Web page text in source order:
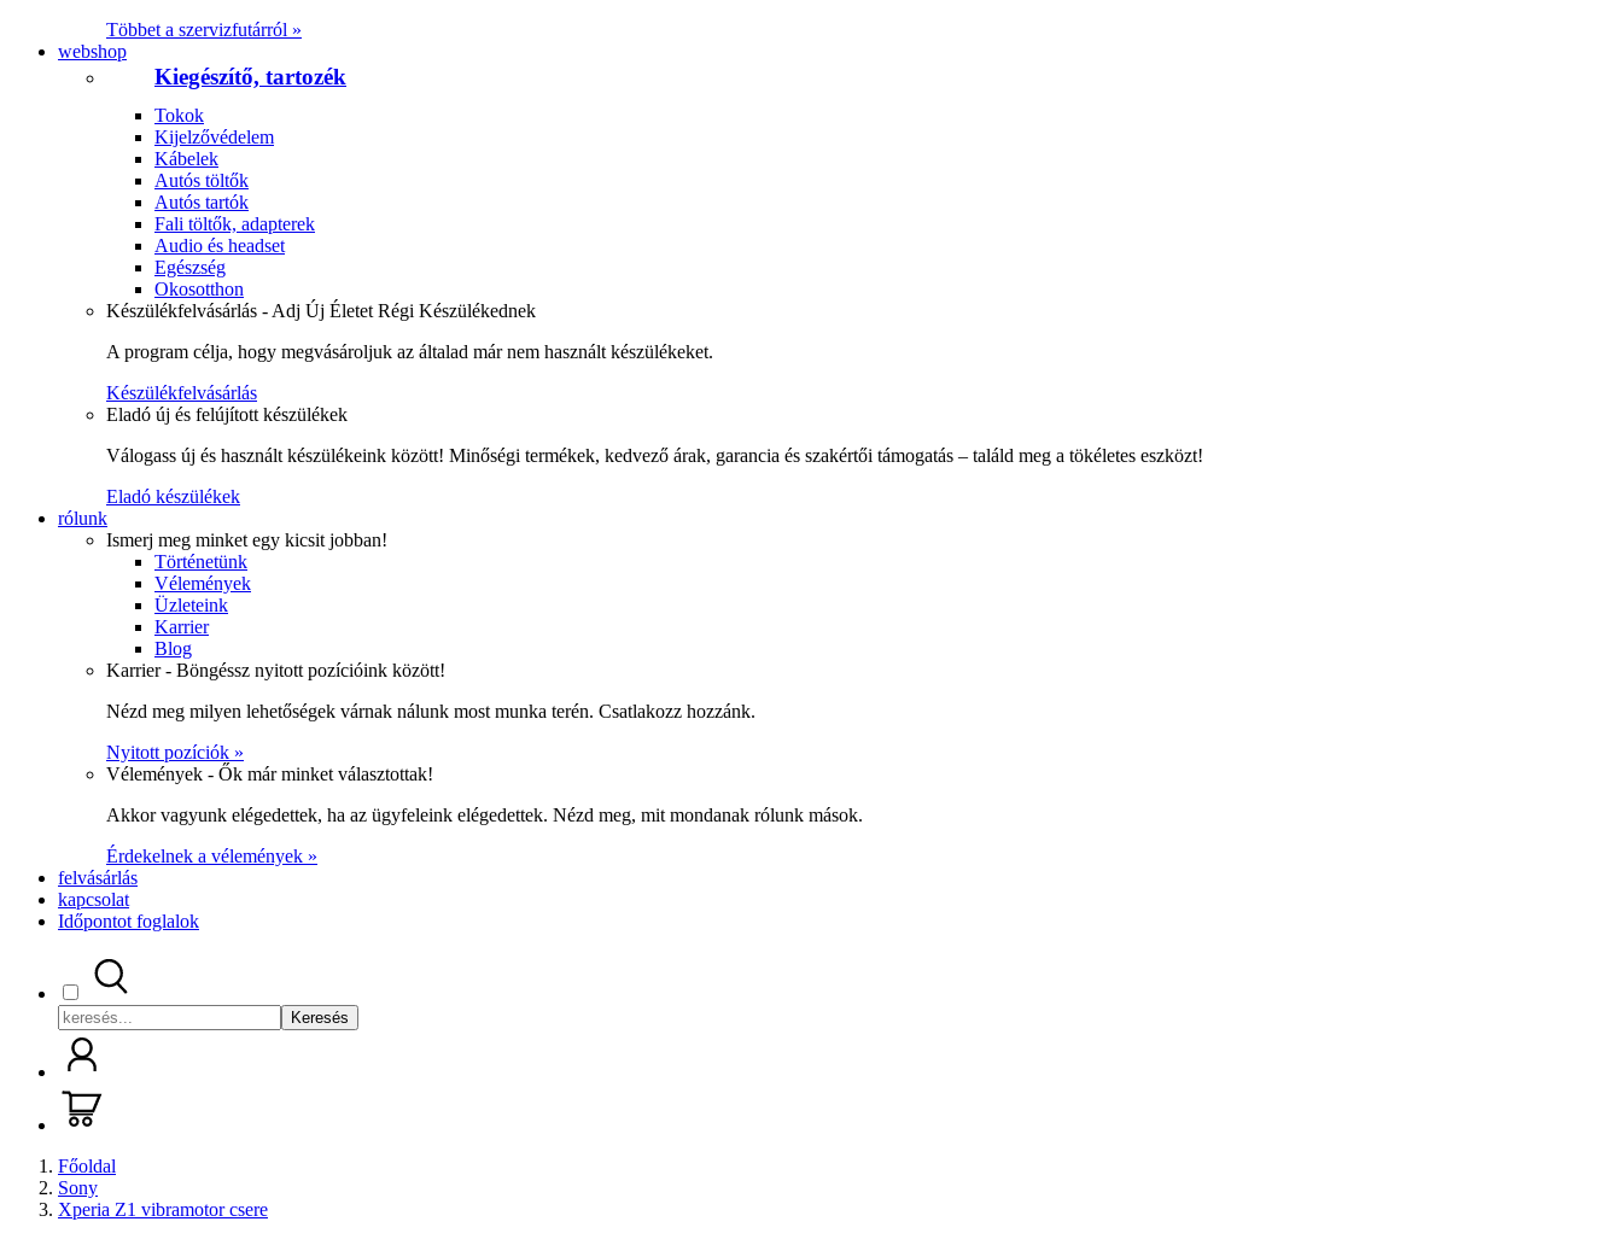
Többet a szervizfutárról »
webshop
Kiegészítő, tartozék
Tokok
Kijelzővédelem
Kábelek
Autós töltők
Autós tartók
Fali töltők, adapterek
Audio és headset
Egészség
Okosotthon
Készülékfelvásárlás - Adj Új Életet Régi Készülékednek
A program célja, hogy megvásároljuk az általad már nem használt készülékeket.
Készülékfelvásárlás
Eladó új és felújított készülékek
Válogass új és használt készülékeink között! Minőségi termékek, kedvező árak, garancia és szakértői támogatás – találd meg a tökéletes eszközt!
Eladó készülékek
rólunk
Ismerj meg minket egy kicsit jobban!
Történetünk
Vélemények
Üzleteink
Karrier
Blog
Karrier - Böngéssz nyitott pozícióink között!
Nézd meg milyen lehetőségek várnak nálunk most munka terén. Csatlakozz hozzánk.
Nyitott pozíciók »
Vélemények - Ők már minket választottak!
Akkor vagyunk elégedettek, ha az ügyfeleink elégedettek. Nézd meg, mit mondanak rólunk mások.
Érdekelnek a vélemények »
felvásárlás
kapcsolat
Időpontot foglalok
Keresés
Főoldal
Sony
Xperia Z1 vibramotor csere